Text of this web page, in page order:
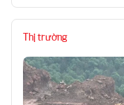
Thị trường